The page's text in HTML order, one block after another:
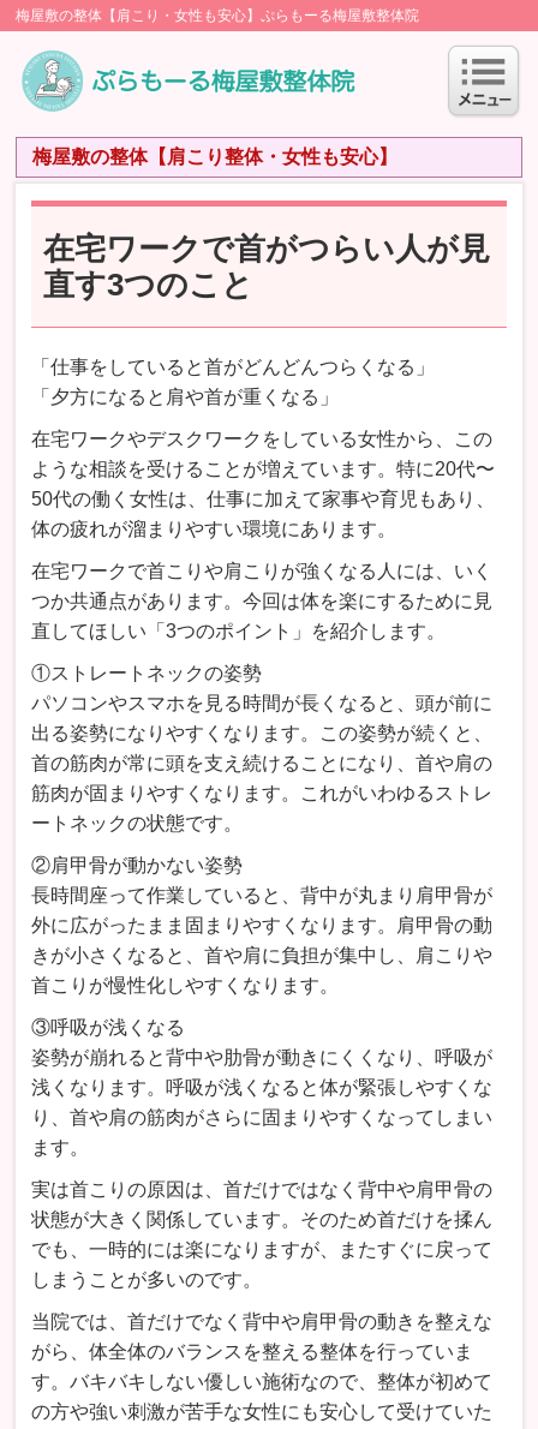
梅屋敷の整体【肩こり・女性も安心】ぷらもーる梅屋敷整体院
梅屋敷の整体【肩こり整体・女性も安心】
在宅ワークで首がつらい人が見
直す3つのこと
「仕事をしていると首がどんどんつらくなる」
「夕方になると肩や首が重くなる」
在宅ワークやデスクワークをしている女性から、この
ような相談を受けることが増えています。特に20代〜
50代の働く女性は、仕事に加えて家事や育児もあり、
体の疲れが溜まりやすい環境にあります。
在宅ワークで首こりや肩こりが強くなる人には、いく
つか共通点があります。今回は体を楽にするために見
直してほしい「3つのポイント」を紹介します。
①ストレートネックの姿勢
パソコンやスマホを見る時間が長くなると、頭が前に
出る姿勢になりやすくなります。この姿勢が続くと、
首の筋肉が常に頭を支え続けることになり、首や肩の
筋肉が固まりやすくなります。これがいわゆるストレ
ートネックの状態です。
②肩甲骨が動かない姿勢
長時間座って作業していると、背中が丸まり肩甲骨が
外に広がったまま固まりやすくなります。肩甲骨の動
きが小さくなると、首や肩に負担が集中し、肩こりや
首こりが慢性化しやすくなります。
③呼吸が浅くなる
姿勢が崩れると背中や肋骨が動きにくくなり、呼吸が
浅くなります。呼吸が浅くなると体が緊張しやすくな
り、首や肩の筋肉がさらに固まりやすくなってしまい
ます。
実は首こりの原因は、首だけではなく背中や肩甲骨の
状態が大きく関係しています。そのため首だけを揉ん
でも、一時的には楽になりますが、またすぐに戻って
しまうことが多いのです。
当院では、首だけでなく背中や肩甲骨の動きを整えな
がら、体全体のバランスを整える整体を行っていま
す。バキバキしない優しい施術なので、整体が初めて
の方や強い刺激が苦手な女性にも安心して受けていた